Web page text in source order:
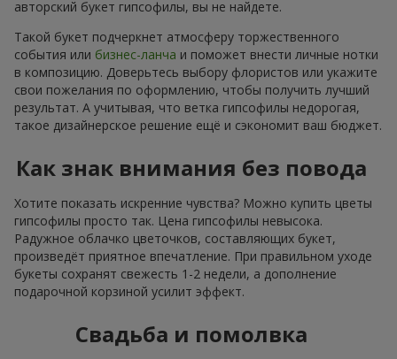
авторский букет гипсофилы, вы не найдете.
Такой букет подчеркнет атмосферу торжественного
события или бизнес-ланча и поможет внести личные нотки
в композицию. Доверьтесь выбору флористов или укажите
свои пожелания по оформлению, чтобы получить лучший
результат. А учитывая, что ветка гипсофилы недорогая,
такое дизайнерское решение ещё и сэкономит ваш бюджет.
Как знак внимания без повода
Хотите показать искренние чувства? Можно купить цветы
гипсофилы просто так. Цена гипсофилы невысока.
Радужное облачко цветочков, составляющих букет,
произведёт приятное впечатление. При правильном уходе
букеты сохранят свежесть 1-2 недели, а дополнение
подарочной корзиной усилит эффект.
Свадьба и помолвка